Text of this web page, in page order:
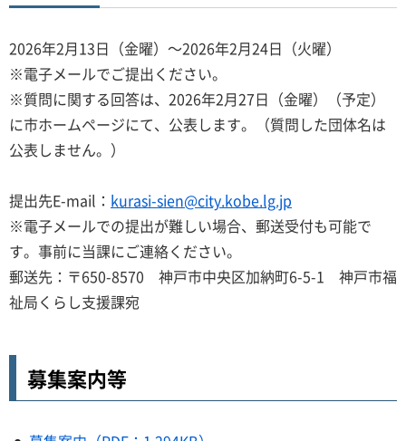
2026年2月13日（金曜）～2026年2月24日（火曜）
※電子メールでご提出ください。
※質問に関する回答は、2026年2月27日（金曜）（予定）
に市ホームページにて、公表します。（質問した団体名は
公表しません。）
提出先E-mail： kurasi-sien@city.kobe.lg.jp
※電子メールでの提出が難しい場合、郵送受付も可能で
す。事前に当課にご連絡ください。
郵送先：〒650-8570 神戸市中央区加納町6-5-1 神戸市福
祉局くらし支援課宛
募集案内等